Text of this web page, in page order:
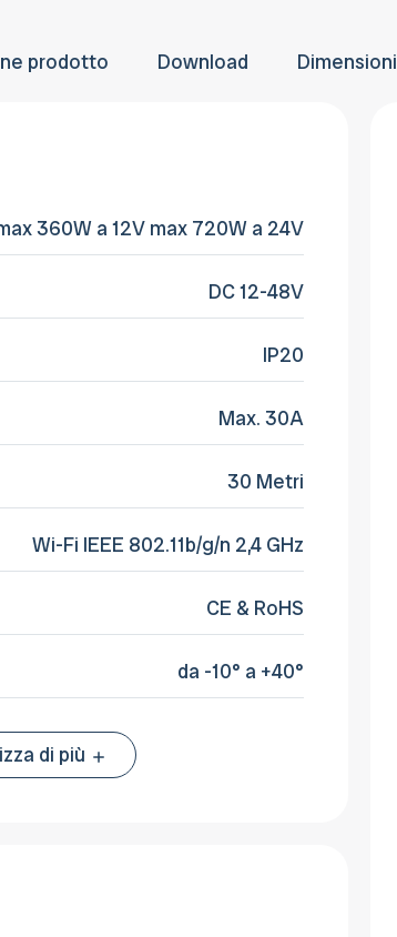
prodotto Download Dimensioni
360W a 12V max 720W a 24V
DC 12-48V
IP20
Max. 30A
30 Metri
Wi-Fi IEEE 802.11b/g/n 2,4 GHz
CE & RoHS
da -10° a +40°
di più